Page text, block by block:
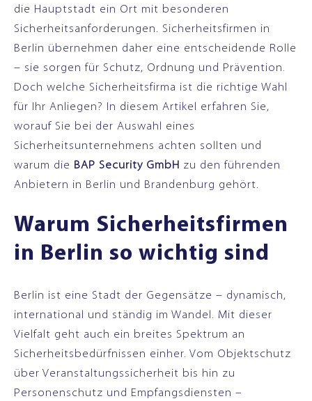
die Hauptstadt ein Ort mit besonderen
Sicherheitsanforderungen. Sicherheitsfirmen in
Berlin übernehmen daher eine entscheidende Rolle
– sie sorgen für Schutz, Ordnung und Prävention.
Doch welche Sicherheitsfirma ist die richtige Wahl
für Ihr Anliegen? In diesem Artikel erfahren Sie,
worauf Sie bei der Auswahl eines
Sicherheitsunternehmens achten sollten und
warum die BAP Security GmbH zu den führenden
Anbietern in Berlin und Brandenburg gehört.
Warum Sicherheitsfirmen
in Berlin so wichtig sind
Berlin ist eine Stadt der Gegensätze – dynamisch,
international und ständig im Wandel. Mit dieser
Vielfalt geht auch ein breites Spektrum an
Sicherheitsbedürfnissen einher. Vom Objektschutz
über Veranstaltungssicherheit bis hin zu
Personenschutz und Empfangsdiensten –